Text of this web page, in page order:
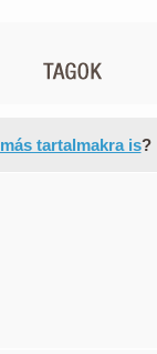
más tartalmakra is?